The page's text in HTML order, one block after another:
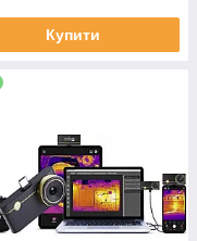
Купити